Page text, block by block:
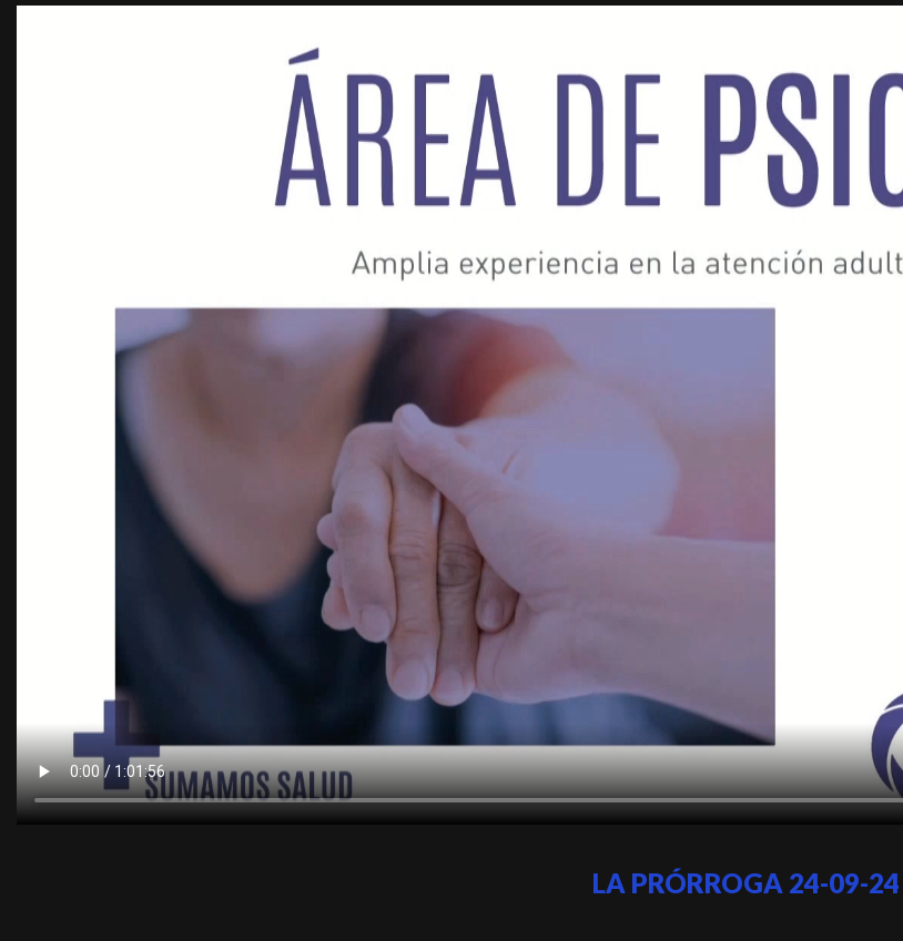
LA PRÓRROGA 24-09-24